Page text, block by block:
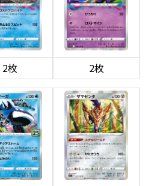
2枚 2枚